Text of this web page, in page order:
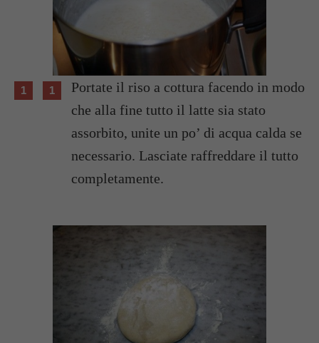
Portate il riso a cottura facendo in modo
che alla fine tutto il latte sia stato
assorbito, unite un po’ di acqua calda se
necessario. Lasciate raffreddare il tutto
completamente.